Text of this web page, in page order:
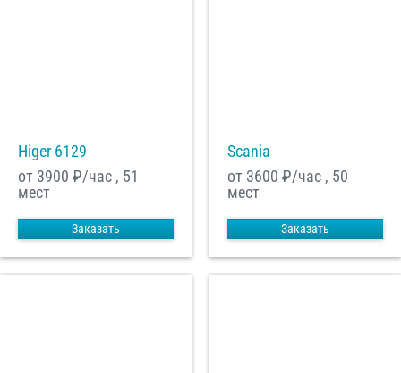
Higer 6129
от 3900 ₽/час , 51
мест
Заказать
Scania
от 3600 ₽/час , 50
мест
Заказать